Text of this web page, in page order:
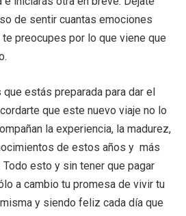
de sentir cuantas emociones
preocupes por lo que viene que
estás preparada para dar el
que este nuevo viaje no lo
la experiencia, la madurez,
de estos años y más
Todo esto y sin tener que pagar
a cambio tu promesa de vivir tu
y siendo feliz cada día que